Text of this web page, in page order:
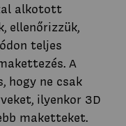
alkotott
ellenőrizzük,
teljes
A
hogy ne csak
ilyenkor 3D
maketteket.